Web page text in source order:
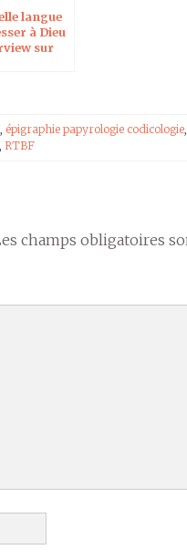
langue
à Dieu
sur
, épigraphie papyrologie codicologie,
, RTBF
champs obligatoires